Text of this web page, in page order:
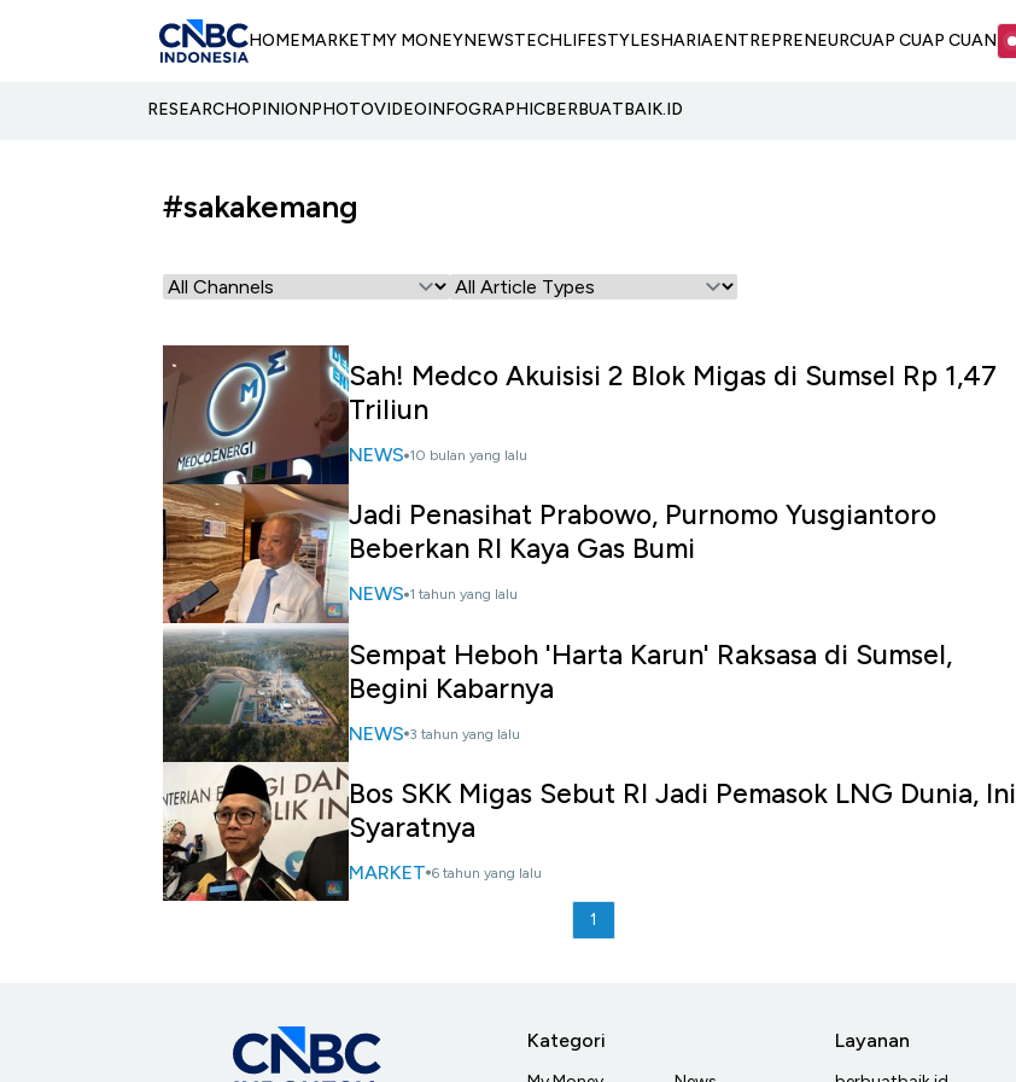
HOMEMARKETMY MONEYNEWSTECHLIFESTYLESHARIAENTREPRENEURCUAP CUAP CUAN
RESEARCHOPINIONPHOTOVIDEOINFOGRAPHICBERBUATBAIK.ID
#sakakemang
Sah! Medco Akuisisi 2 Blok Migas di Sumsel Rp 1,47
Triliun
NEWS 10 bulan yang lalu
Jadi Penasihat Prabowo, Purnomo Yusgiantoro
Beberkan RI Kaya Gas Bumi
NEWS 1 tahun yang lalu
Sempat Heboh 'Harta Karun' Raksasa di Sumsel,
Begini Kabarnya
NEWS 3 tahun yang lalu
Bos SKK Migas Sebut RI Jadi Pemasok LNG Dunia, Ini
Syaratnya
MARKET 6 tahun yang lalu
1
Kategori Layanan